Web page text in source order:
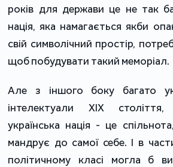
років для держави це не так
нація, яка намагається якби
свій символічний простір,
щоб побудувати такий меморіал.
Але з іншого боку багато
інтелектуали ХІХ
українська нація - це
мандрує до самої себе. І в
політичному класі могла б